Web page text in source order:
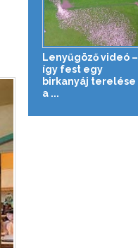
Lenyűgöző videó –
így fest egy
birkanyáj terelése
a ...